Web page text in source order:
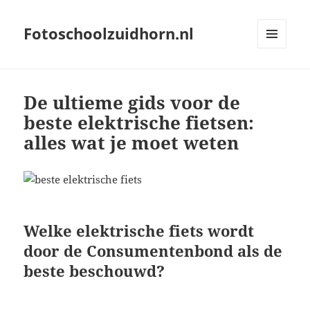
Fotoschoolzuidhorn.nl
De ultieme gids voor de
beste elektrische fietsen:
alles wat je moet weten
Welke elektrische fiets wordt
door de Consumentenbond als de
beste beschouwd?